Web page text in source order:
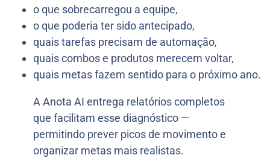
o que sobrecarregou a equipe,
o que poderia ter sido antecipado,
quais tarefas precisam de automação,
quais combos e produtos merecem voltar,
quais metas fazem sentido para o próximo ano.
A Anota AI entrega relatórios completos
que facilitam esse diagnóstico —
permitindo prever picos de movimento e
organizar metas mais realistas.